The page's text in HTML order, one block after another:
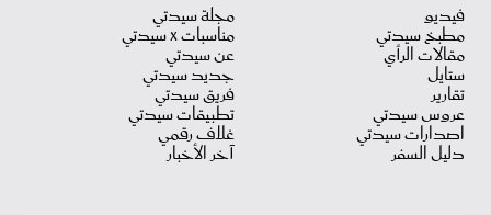
فيديو
مطبخ سيدتي
مقالات الرأي
ستايل
تقارير
عروس سيدتي
اصدارات سيدتي
دليل السفر
مجلة سيدتي
مناسبات X سيدتي
عن سيدتي
جديد سيدتي
فريق سيدتي
تطبيقات سيدتي
غلاف رقمي
آخر الأخبار